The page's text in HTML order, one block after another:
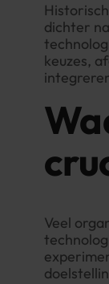
dichter
keuzes,
Veel